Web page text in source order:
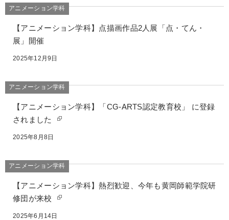
アニメーション学科
【アニメーション学科】点描画作品2人展「点・てん・
展」開催
2025年12月9日
アニメーション学科
【アニメーション学科】「CG-ARTS認定教育校」 に登録
されました
2025年8月8日
アニメーション学科
【アニメーション学科】熱烈歓迎、今年も黄岡師範学院研
修団が来校
2025年6月14日